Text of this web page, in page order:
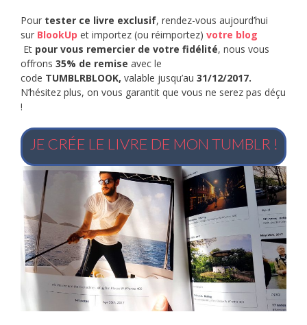
Pour tester ce livre exclusif, rendez-vous aujourd’hui
sur BlookUp et importez (ou réimportez) votre blog
Et pour vous remercier de votre fidélité, nous vous
offrons 35% de remise avec le
code TUMBLRBLOOK, valable jusqu’au 31/12/2017.
N’hésitez plus, on vous garantit que vous ne serez pas déçu
!
JE CRÉE LE LIVRE DE MON TUMBLR !